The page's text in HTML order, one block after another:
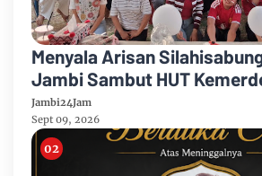
Menyala Arisan
Jambi Sambut HUT
81 Gelar Berbagai Kegiatan
Jambi24Jam
Sept 09, 2026